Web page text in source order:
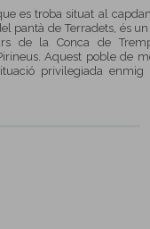
es troba situat al
pantà de Terradets, és
de la Conca de
Aquest poble de
privilegiada enmig